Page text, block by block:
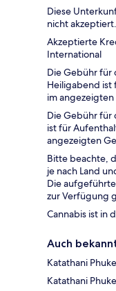
Diese
nicht akzeptiert.
Akzeptierte
International
Die Gebühr für
Heiligabend ist
im
Die Gebühr für
ist für
angezeigten
Bitte beachte,
je nach Land
Die
zur Verfügung
Cannabis ist in
Auch
Katathani
Katathani